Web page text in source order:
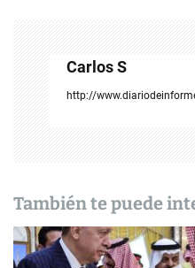
d
e
Carlos S
http://
También te puede